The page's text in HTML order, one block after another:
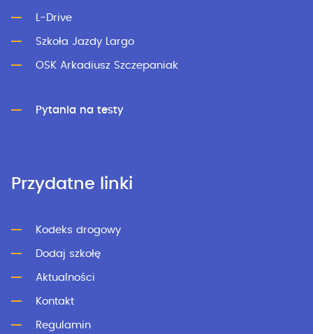
L-Drive
Szkoła Jazdy Largo
OSK Arkadiusz Szczepaniak
Pytania na testy
Przydatne linki
Kodeks drogowy
Dodaj szkołę
Aktualności
Kontakt
Regulamin